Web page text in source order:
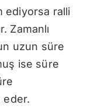
ediyorsa ralli
Zamanlı
uzun süre
ise süre
eder.